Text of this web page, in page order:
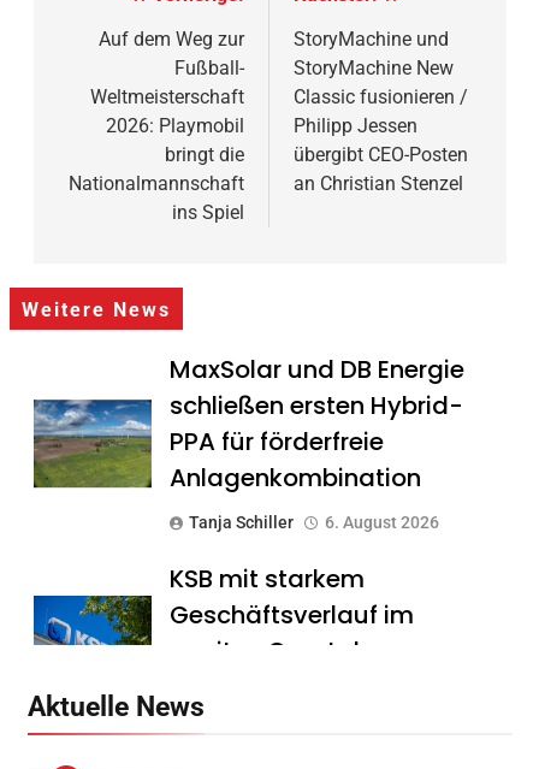
Auf dem Weg zur
Fußball-
Weltmeisterschaft
2026: Playmobil
bringt die
Nationalmannschaft
ins Spiel
StoryMachine und
StoryMachine New
Classic fusionieren /
Philipp Jessen
übergibt CEO-Posten
an Christian Stenzel
Weitere News
MaxSolar und DB Energie
schließen ersten Hybrid-
PPA für förderfreie
Anlagenkombination
Tanja Schiller 6. August 2026
KSB mit starkem
Geschäftsverlauf im
zweiten Quartal
Aktuelle News